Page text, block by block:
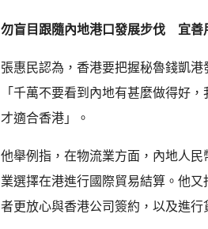
勿盲目跟隨內地港口發展步伐 宜善
張惠民認為，香港要把握秘魯錢凱
「千萬不要看到內地有甚麼做得好
才適合香港」。
他舉例指，在物流業方面，內地人
業選擇在港進行國際貿易結算。他
者更放心與香港公司簽約，以及進